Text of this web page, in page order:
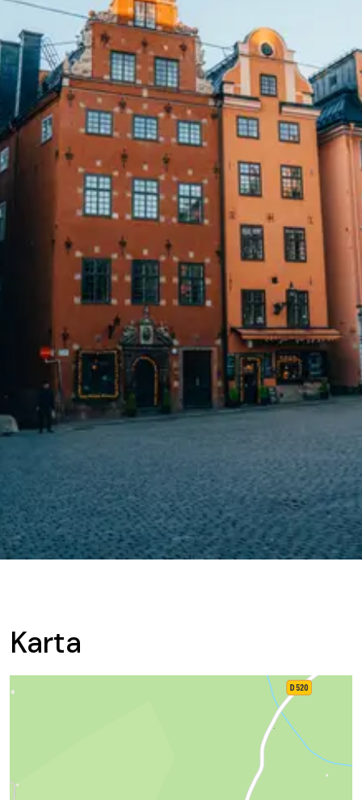
Karta